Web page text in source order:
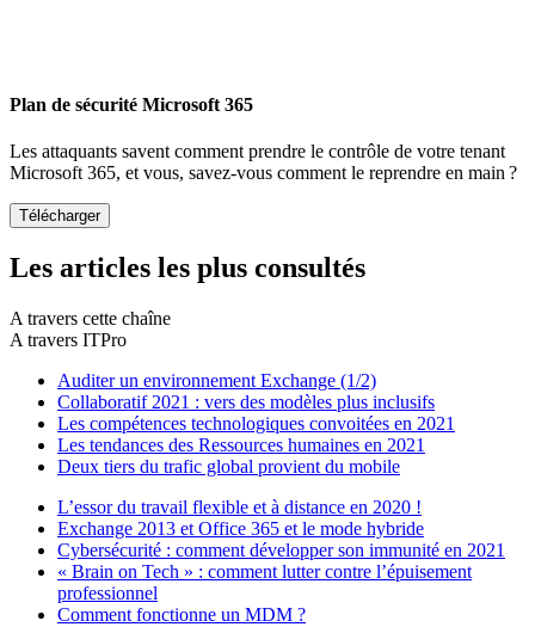
Plan de sécurité Microsoft 365
Les attaquants savent comment prendre le contrôle de votre tenant
Microsoft 365, et vous, savez-vous comment le reprendre en main ?
Les articles les plus consultés
A travers cette chaîne
A travers ITPro
Auditer un environnement Exchange (1/2)
Collaboratif 2021 : vers des modèles plus inclusifs
Les compétences technologiques convoitées en 2021
Les tendances des Ressources humaines en 2021
Deux tiers du trafic global provient du mobile
L’essor du travail flexible et à distance en 2020 !
Exchange 2013 et Office 365 et le mode hybride
Cybersécurité : comment développer son immunité en 2021
« Brain on Tech » : comment lutter contre l’épuisement
professionnel
Comment fonctionne un MDM ?